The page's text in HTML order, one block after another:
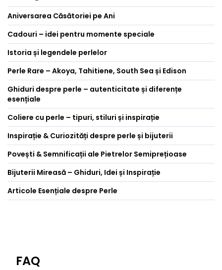
Aniversarea Căsătoriei pe Ani
Cadouri – idei pentru momente speciale
Istoria și legendele perlelor
Perle Rare – Akoya, Tahitiene, South Sea și Edison
Ghiduri despre perle – autenticitate și diferențe
esențiale
Coliere cu perle – tipuri, stiluri și inspirație
Inspirație & Curiozități despre perle și bijuterii
Povești & Semnificații ale Pietrelor Semiprețioase
Bijuterii Mireasă – Ghiduri, Idei și Inspirație
Articole Esențiale despre Perle
FAQ